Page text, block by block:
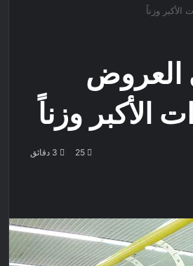
العروض
25